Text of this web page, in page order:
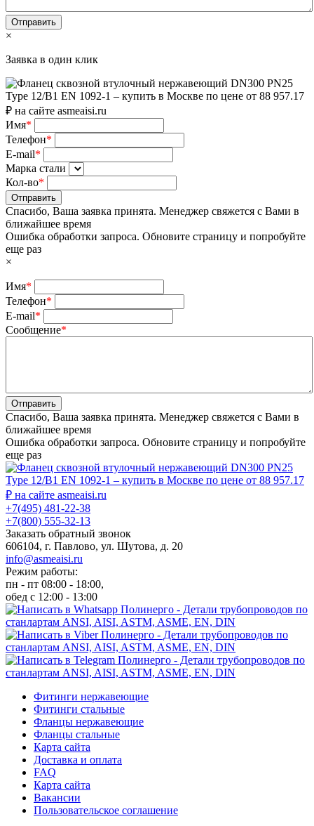
×
Заявка в один клик
Имя*
Телефон*
E-mail*
Марка стали
Кол-во*
Отправить
Спасибо, Ваша заявка принята. Менеджер свяжется с Вами в
ближайшее время
Ошибка обработки запроса. Обновите страницу и попробуйте
еще раз
×
Имя*
Телефон*
E-mail*
Сообщение*
Отправить
Спасибо, Ваша заявка принята. Менеджер свяжется с Вами в
ближайшее время
Ошибка обработки запроса. Обновите страницу и попробуйте
еще раз
+7(495) 481-22-38
+7(800) 555-32-13
Заказать обратный звонок
606104, г. Павлово, ул. Шутова, д. 20
info@asmeaisi.ru
Режим работы:
пн - пт 08:00 - 18:00,
обед с 12:00 - 13:00
Фитинги нержавеющие
Фитинги стальные
Фланцы нержавеющие
Фланцы стальные
Карта сайта
Доставка и оплата
FAQ
Карта сайта
Вакансии
Пользовательское соглашение